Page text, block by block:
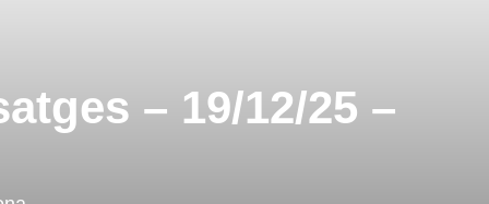
– 19/12/25 –